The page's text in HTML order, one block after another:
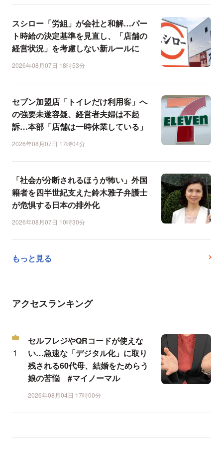
スシロー「労組」が会社と和解…パー
ト時給の決定基準を見直し、「店舗の
経営状況」を考慮しない新ルールに
2026年08月07日 18時53分
セブン加盟店「トイレだけ利用客」へ
の強要未遂容疑、経営者夫婦は不起
訴…本部「店舗は一時休業している」
2026年08月07日 17時04分
「社会が分断されるほうが怖い」外国
籍者を四半世紀支えた鈴木雅子弁護士
が危惧する日本の排外化
2026年08月07日 10時30分
もっと見る
アクセスランキング
セルフレジやQRコードが使えな
い…急速な「デジタル化」に取り
残される60代母、結婚をためらう
娘の苦悩 #マイノーマル
2026年08月04日 17時00分